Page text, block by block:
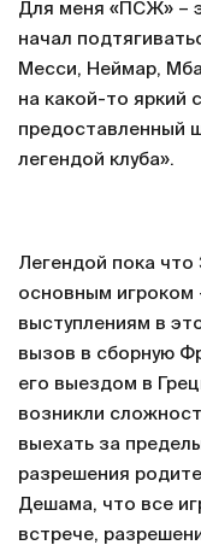
Для меня «ПСЖ» –
начал
Месси, Неймар,
на какой-то яркий
предоставленный
легендой клуба».
Легендой пока что
основным игроком
выступлениям в
вызов в сборную
его выездом в
возникли
выехать за
разрешения
Дешама, что все
встрече,